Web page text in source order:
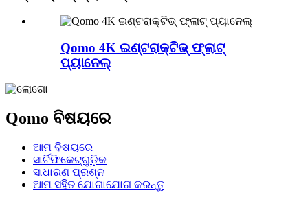
Qomo 4K ଇଣ୍ଟରାକ୍ଟିଭ୍ ଫ୍ଲାଟ୍
ପ୍ୟାନେଲ୍
Qomo ବିଷୟରେ
ଆମ ବିଷୟରେ
ସାର୍ଟିଫିକେଟ୍‌ଗୁଡ଼ିକ
ସାଧାରଣ ପ୍ରଶ୍ନ
ଆମ ସହିତ ଯୋଗାଯୋଗ କରନ୍ତୁ